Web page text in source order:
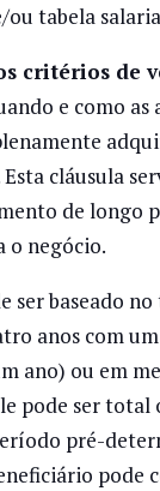
tabela
critérios de
e como as
cláusula
de longo
o negócio.
ser baseado
anos com
ano) ou em
pode ser total
pré-
pode